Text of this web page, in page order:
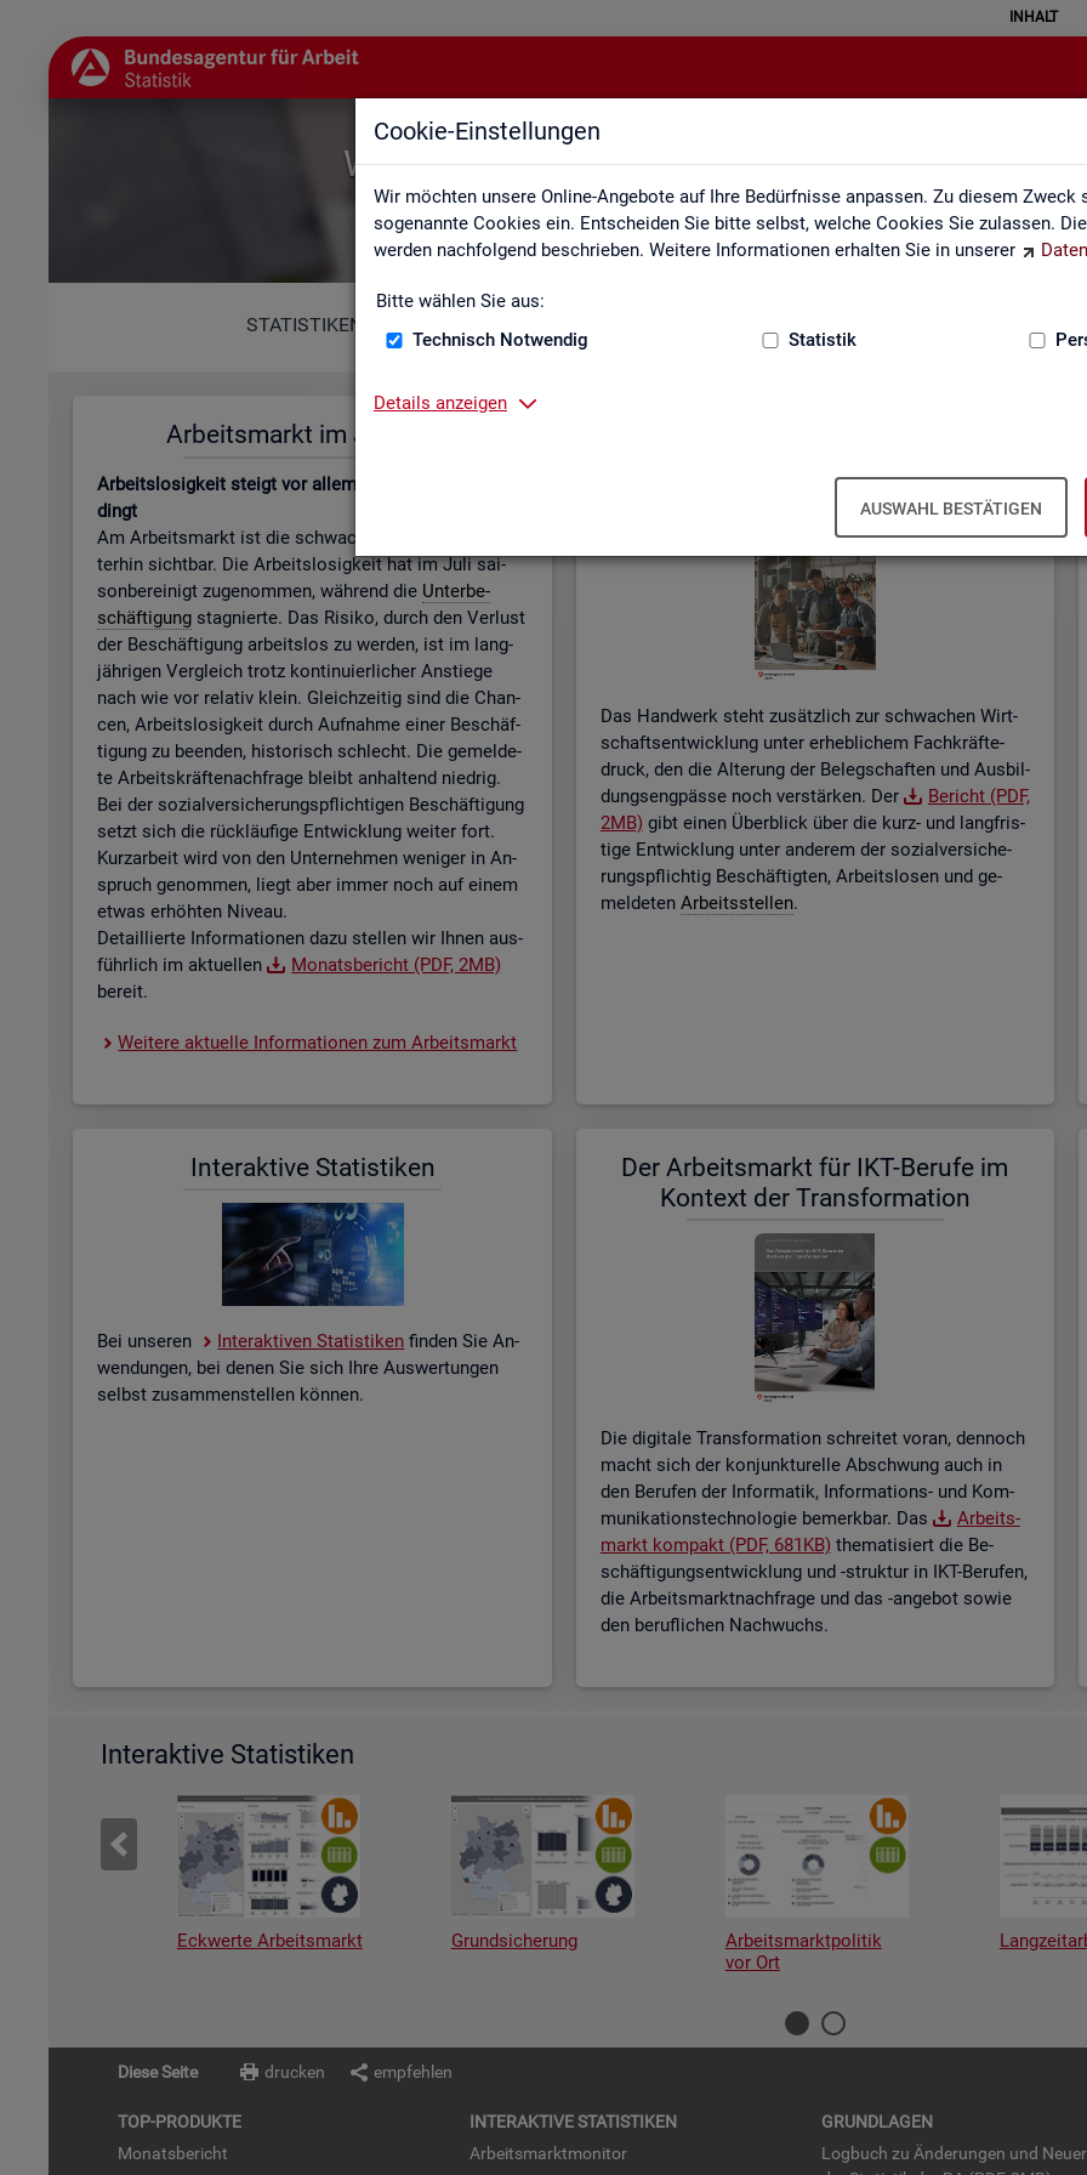
Cookie-Einstellungen
Wir möchten unsere Online-Angebote auf Ihre Bedürfnisse anpassen. Zu diesem Zweck
sogenannte Cookies ein. Entscheiden Sie bitte selbst, welche Cookies Sie zulassen.
werden nachfolgend beschrieben. Weitere Informationen erhalten Sie in unserer
Bitte wählen Sie aus:
Technisch Notwendig
Statistik
Details anzeigen
AUSWAHL BESTÄTIGEN
INHALT
Willkommen bei der Statistik der
STATISTIKEN
Ar­beits­markt im Juli 2026
Ar­beits­lo­sig­keit steigt vor allem jah­res­zeit­lich be­
dingt
Am Ar­beits­markt ist die schwa­che Kon­junk­tur wei­
ter­hin sicht­bar. Die Ar­beits­lo­sig­keit hat im Juli sai­
son­be­rei­nigt zu­ge­nom­men, wäh­rend die Un­ter­be­
schäf­ti­gung sta­gnier­te. Das Ri­si­ko, durch den Ver­lust
der Be­schäf­ti­gung ar­beits­los zu wer­den, ist im lang­
jäh­ri­gen Ver­gleich trotz kon­ti­nu­ier­li­cher An­stie­ge
nach wie vor re­la­tiv klein. Gleich­zei­tig sind die Chan­
cen, Ar­beits­lo­sig­keit durch Auf­nah­me einer Be­schäf­
ti­gung zu be­en­den, his­to­risch schlecht. Die ge­mel­de­
te Ar­beits­kräf­te­nach­fra­ge bleibt an­hal­tend nied­rig.
Bei der so­zi­al­ver­si­che­rungs­pflich­ti­gen Be­schäf­ti­gung
setzt sich die rück­läu­fi­ge Ent­wick­lung wei­ter fort.
Kurz­ar­beit wird von den Un­ter­neh­men we­ni­ger in An­
spruch ge­nom­men, liegt aber immer noch auf einem
etwas er­höh­ten Ni­veau.
De­tail­lier­te In­for­ma­tio­nen dazu stel­len wir Ihnen aus­
führ­lich im ak­tu­el­len
Mo­nats­be­richt (PDF, 2MB)
be­reit.
Wei­te­re ak­tu­el­le In­for­ma­tio­nen zum Ar­beits­markt
Das Hand­werk steht zu­sätz­lich zur schwa­chen Wirt­
schafts­ent­wick­lung unter er­heb­li­chem Fach­kräf­te­
druck, den die Al­te­rung der Be­leg­schaf­ten und Aus­bil­
dungs­eng­päs­se noch ver­stär­ken. Der
Be­richt (PDF,
2MB) gibt einen Über­blick über die kurz- und lang­fris­
ti­ge Ent­wick­lung unter an­de­rem der so­zi­al­ver­si­che­
rungs­pflich­tig Be­schäf­tig­ten, Ar­beits­lo­sen und ge­
mel­de­ten Ar­beits­stel­len.
In­ter­ak­ti­ve Sta­tis­ti­ken
Bei un­se­ren In­ter­ak­ti­ven Sta­tis­ti­ken fin­den Sie An­
wen­dun­gen, bei denen Sie sich Ihre Aus­wer­tun­gen
selbst zu­sam­men­stel­len kön­nen.
Der Ar­beits­markt für IKT-Be­ru­fe im
Kon­text der Trans­for­ma­ti­on
Die di­gi­ta­le Trans­for­ma­ti­on schrei­tet voran, den­noch
macht sich der kon­junk­tu­rel­le Ab­schwung auch in
den Be­ru­fen der In­for­ma­tik, In­for­ma­ti­ons- und Kom­
mu­ni­ka­ti­ons­tech­no­lo­gie be­merk­bar. Das
Ar­beits­
markt kom­pakt (PDF, 681KB) the­ma­ti­siert die Be­
schäf­ti­gungs­ent­wick­lung und -struk­tur in IKT-Be­ru­fen,
die Ar­beits­markt­nach­fra­ge und das -an­ge­bot sowie
den be­ruf­li­chen Nach­wuchs.
Interaktive Statistiken
Eckwerte Arbeitsmarkt Grundsicherung
Arbeitsmarktpolitik
vor Ort
Diese Seite drucken empfehlen
TOP-PRO­DUK­TE
Mo­nats­be­richt
IN­TER­AK­TI­VE STA­TIS­TI­KEN
Ar­beits­markt­mo­ni­tor
GRUND­LA­GEN
Log­buch zu Än­de­run­gen und